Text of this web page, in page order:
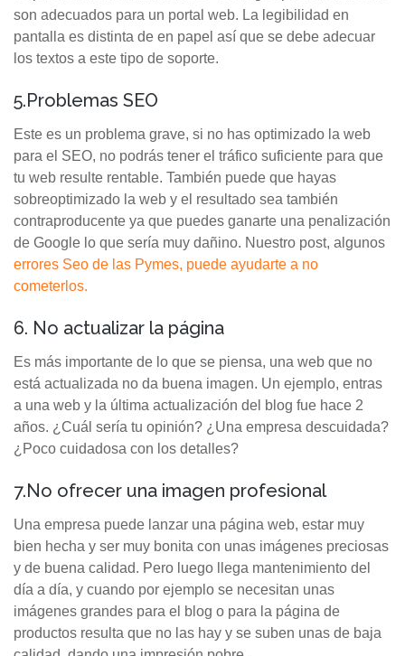
son adecuados para un portal web. La legibilidad en
pantalla es distinta de en papel así que se debe adecuar
los textos a este tipo de soporte.
5.Problemas SEO
Este es un problema grave, si no has optimizado la web
para el SEO, no podrás tener el tráfico suficiente para que
tu web resulte rentable. También puede que hayas
sobreoptimizado la web y el resultado sea también
contraproducente ya que puedes ganarte una penalización
de Google lo que sería muy dañino. Nuestro post, algunos
errores Seo de las Pymes, puede ayudarte a no
cometerlos.
6. No actualizar la página
Es más importante de lo que se piensa, una web que no
está actualizada no da buena imagen. Un ejemplo, entras
a una web y la última actualización del blog fue hace 2
años. ¿Cuál sería tu opinión? ¿Una empresa descuidada?
¿Poco cuidadosa con los detalles?
7.No ofrecer una imagen profesional
Una empresa puede lanzar una página web, estar muy
bien hecha y ser muy bonita con unas imágenes preciosas
y de buena calidad. Pero luego llega mantenimiento del
día a día, y cuando por ejemplo se necesitan unas
imágenes grandes para el blog o para la página de
productos resulta que no las hay y se suben unas de baja